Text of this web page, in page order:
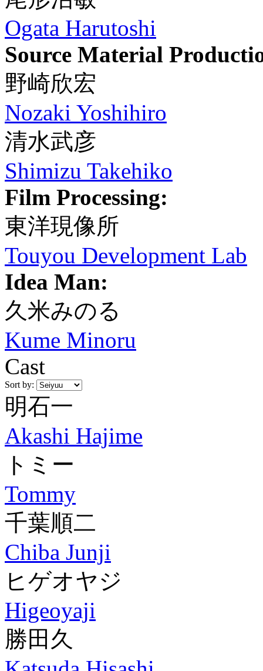
Ogata Harutoshi
Source Material
野崎欣宏
Nozaki Yoshihiro
清水武彦
Shimizu Takehiko
Film Processing:
東洋現像所
Touyou Development Lab
Idea Man:
久米みのる
Kume Minoru
Cast
Sort by:
明石一
Akashi Hajime
トミー
Tommy
千葉順二
Chiba Junji
ヒゲオヤジ
Higeoyaji
勝田久